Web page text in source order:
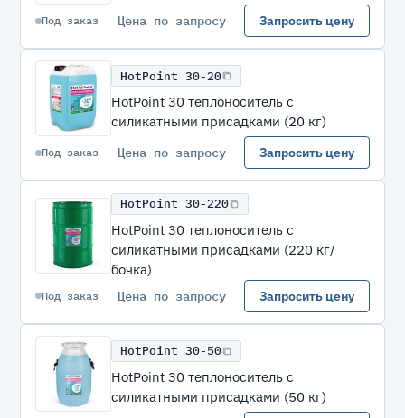
Под заказ Цена по запросу Запросить цену
HotPoint 30-20
HotPoint 30 теплоноситель с
силикатными присадками (20 кг)
Под заказ Цена по запросу Запросить цену
HotPoint 30-220
HotPoint 30 теплоноситель с
силикатными присадками (220 кг/
бочка)
Под заказ Цена по запросу Запросить цену
HotPoint 30-50
HotPoint 30 теплоноситель с
силикатными присадками (50 кг)